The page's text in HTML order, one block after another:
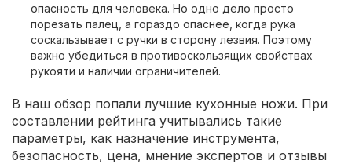
опасность для человека. Но одно дело просто
порезать палец, а гораздо опаснее, когда рука
соскальзывает с ручки в сторону лезвия. Поэтому
важно убедиться в противоскользящих свойствах
рукояти и наличии ограничителей.
В наш обзор попали лучшие кухонные ножи. При
составлении рейтинга учитывались такие
параметры, как назначение инструмента,
безопасность, цена, мнение экспертов и отзывы